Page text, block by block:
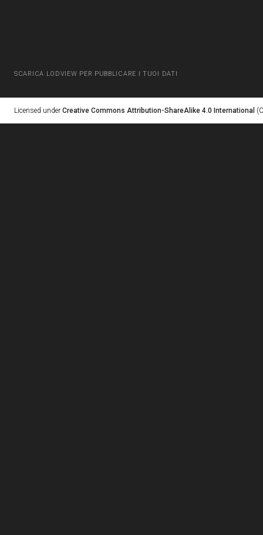
SCARICA LODVIEW PER PUBBLICARE I TUOI DATI
Licensed under Creative Commons Attribution-ShareAlike 4.0 International